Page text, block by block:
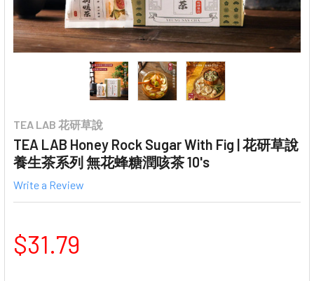
TEA LAB 花研草說
TEA LAB Honey Rock Sugar With Fig | 花研草說
養生茶系列 無花蜂糖潤咳茶 10's
Write a Review
$31.79